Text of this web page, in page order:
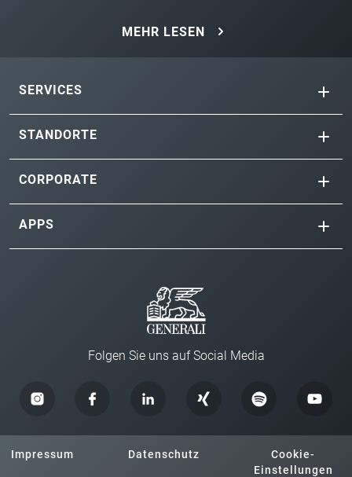
MEHR LESEN
SERVICES
STANDORTE
CORPORATE
APPS
Folgen Sie uns auf Social Media
Impressum Datenschutz
Cookie-
Einstellungen